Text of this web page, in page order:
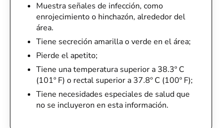
Muestra señales de infección, como
enrojecimiento o hinchazón, alrededor del
área.
Tiene secreción amarilla o verde en el área;
Pierde el apetito;
Tiene una temperatura superior a 38.3º C
(101º F) o rectal superior a 37.8º C (100º F);
Tiene necesidades especiales de salud que
no se incluyeron en esta información.